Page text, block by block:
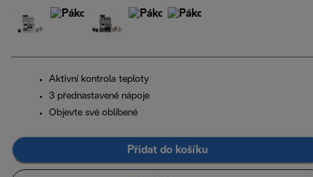
Aktivní kontrola teploty
3 přednastavené nápoje
Objevte své oblíbené
Přidat do košíku